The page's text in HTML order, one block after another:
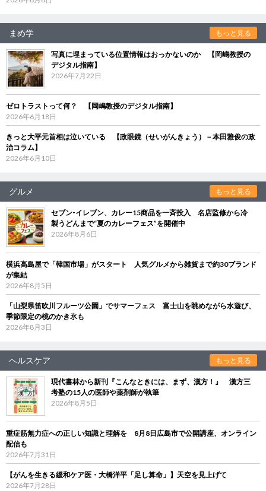
まめ学 もっと見る
写真に埋まっている位置情報はおっかないのか 【岡嶋教授の
デジタル指南】
2026年7月22日
ゼロトラストって何？ 【岡嶋教授のデジタル指南】
2026年6月18日
きっと大平元首相は泣いている 【政眼鏡（せいがんきょう）－本田雅俊の政
治コラム】
2026年6月10日
グルメ もっと見る
セブン‐イレブン、カレー15商品を一斉投入 名店監修から冷
製うどんまで“夏のカレーフェス”を開催中
2026年8月6日
横浜高島屋で「韓国市場」がスタート 人気グルメから雑貨まで約30ブランド
が集結
2026年8月5日
「山梨県笛吹川フルーツ公園」でサマーフェス 富士山を眺めながら水遊び、
季節限定の桃のかき氷も
2026年8月3日
ヘルスケア もっと見る
現代書林から新刊『こんなときには、まず、漢方！』 漢方三
考塾の15人の医師や薬剤師が執筆
2026年8月5日
重症筋無力症への正しい知識と理解を 8月8日広島市で公開講座、オンライン
配信も
2026年7月31日
【がんを生きる緩和ケア医・大橋洋平「足し算命」】天空を見上げて
2026年7月28日